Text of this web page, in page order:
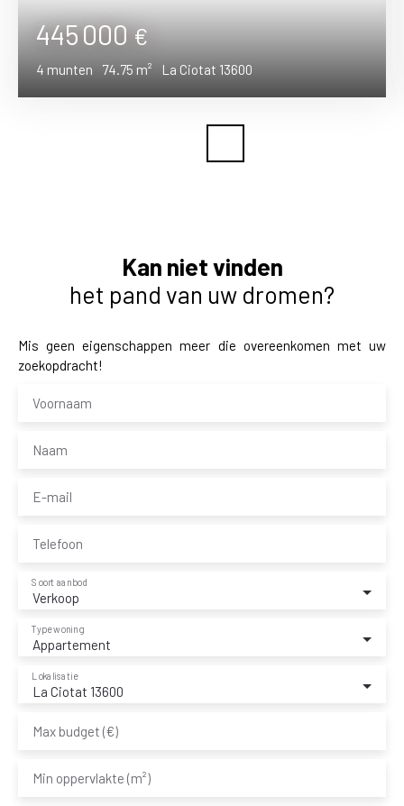
445 000€
4 munten 74.75 m² La Ciotat 13600
Kan niet vinden
het pand van uw dromen?
Mis geen eigenschappen meer die overeenkomen met uw
zoekopdracht!
Voornaam
Naam
E-mail
Telefoon
Verkoop
Soort aanbod
Appartement
Type woning
La Ciotat 13600
Lokalisatie
Max budget (€)
Min oppervlakte (m²)